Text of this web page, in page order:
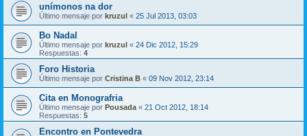
unímonos na dor
Último mensaje por kruzul « 25 Jul 2013, 03:03
Bo Nadal
Último mensaje por kruzul « 24 Dic 2012, 15:29
Respuestas: 4
Foro Historia
Último mensaje por Cristina B « 09 Nov 2012, 23:14
Cita en Monografria
Último mensaje por Pousada « 21 Oct 2012, 18:14
Respuestas: 5
Encontro en Pontevedra